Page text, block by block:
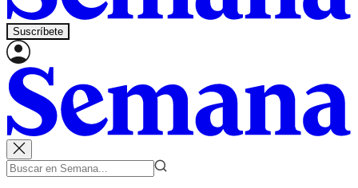
Suscríbete